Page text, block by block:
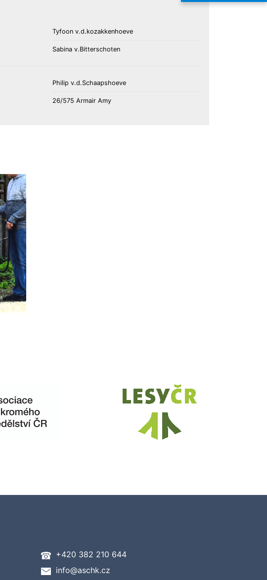
Tyfoon v.d.kozakkenhoeve
Sabina v.Bitterschoten
Philip v.d.Schaapshoeve
26/575 Armair Amy
+420 382 210 644
info@aschk.cz